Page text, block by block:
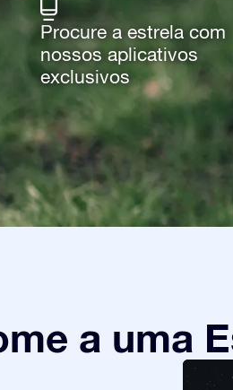
Procure a estrela com
nossos aplicativos
exclusivos
a uma